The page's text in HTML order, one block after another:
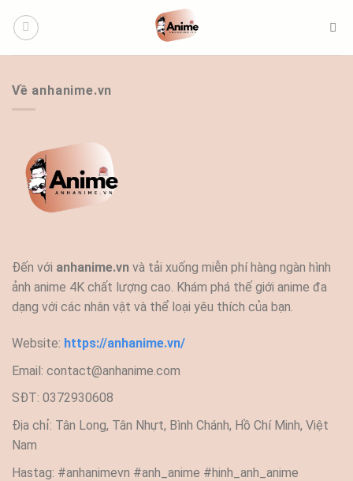
qua
Về anhanime.vn
Đến với anhanime.vn và tải xuống miễn phí hàng ngàn hình
ảnh anime 4K chất lượng cao. Khám phá thế giới anime đa
dạng với các nhân vật và thể loại yêu thích của bạn.
Website: https://anhanime.vn/
Email: contact@anhanime.com
SĐT: 0372930608
Địa chỉ: Tân Long, Tân Nhựt, Bình Chánh, Hồ Chí Minh, Việt
Nam
Hastag: #anhanimevn #anh_anime #hinh_anh_anime